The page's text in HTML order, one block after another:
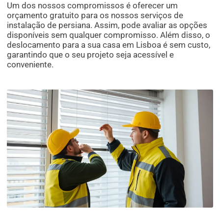
Um dos nossos compromissos é oferecer um
orçamento gratuito para os nossos serviços de
instalação de persiana. Assim, pode avaliar as opções
disponíveis sem qualquer compromisso. Além disso, o
deslocamento para a sua casa em Lisboa é sem custo,
garantindo que o seu projeto seja acessível e
conveniente.